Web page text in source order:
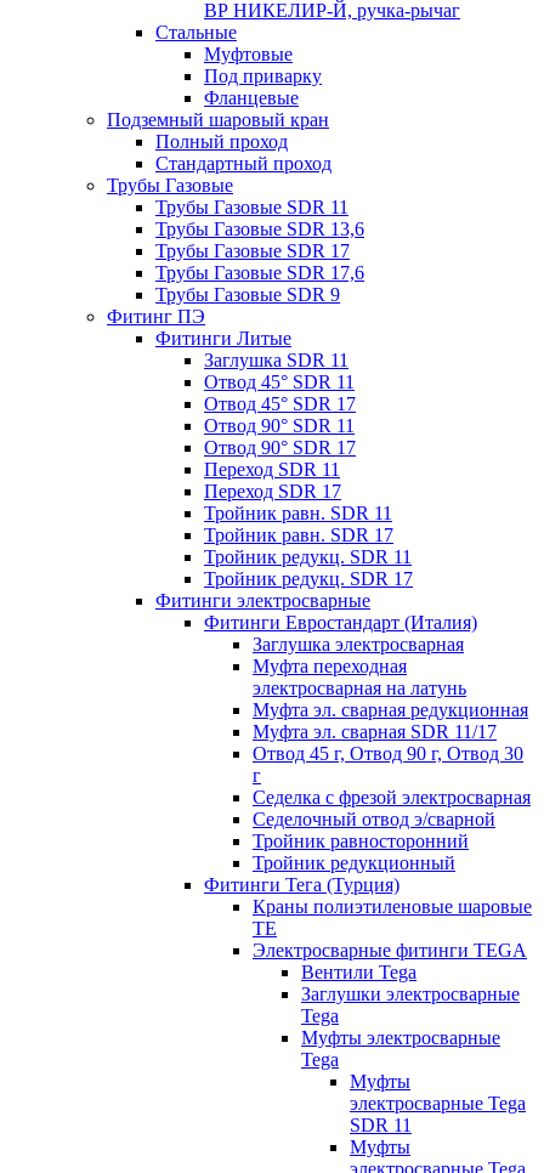
ВР НИКЕЛИР-Й, ручка-рычаг
Стальные
Муфтовые
Под приварку
Фланцевые
Подземный шаровый кран
Полный проход
Стандартный проход
Трубы Газовые
Трубы Газовые SDR 11
Трубы Газовые SDR 13,6
Трубы Газовые SDR 17
Трубы Газовые SDR 17,6
Трубы Газовые SDR 9
Фитинг ПЭ
Фитинги Литые
Заглушка SDR 11
Отвод 45° SDR 11
Отвод 45° SDR 17
Отвод 90° SDR 11
Отвод 90° SDR 17
Переход SDR 11
Переход SDR 17
Тройник равн. SDR 11
Тройник равн. SDR 17
Тройник редукц. SDR 11
Тройник редукц. SDR 17
Фитинги электросварные
Фитинги Евростандарт (Италия)
Заглушка электросварная
Муфта переходная
электросварная на латунь
Муфта эл. cварная редукционная
Муфта эл. сварная SDR 11/17
Отвод 45 г, Отвод 90 г, Отвод 30
г
Седелка с фрезой электросварная
Седелочный отвод э/сварной
Тройник равносторонний
Тройник редукционный
Фитинги Тега (Турция)
Краны полиэтиленовые шаровые
TE
Электросварные фитинги TEGA
Вентили Tega
Заглушки электросварные
Tega
Муфты электросварные
Tega
Муфты
электросварные Tega
SDR 11
Муфты
электросварные Tega